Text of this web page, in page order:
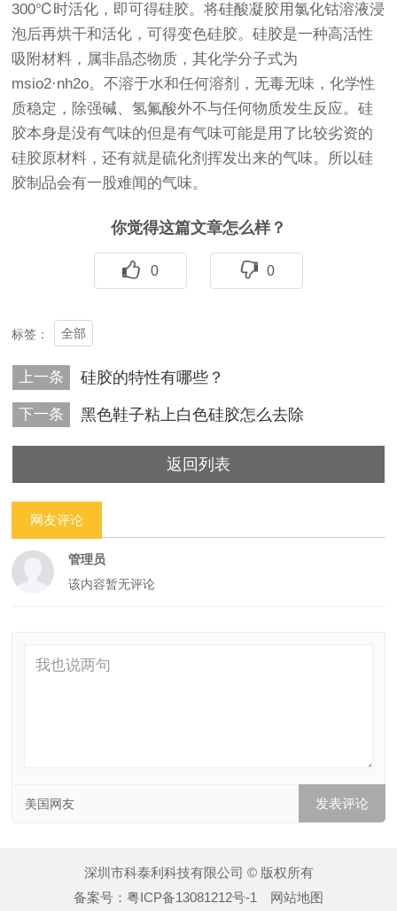
300℃时活化，即可得硅胶。将硅酸凝胶用氯化钴溶液浸
泡后再烘干和活化，可得变色硅胶。硅胶是一种高活性
吸附材料，属非晶态物质，其化学分子式为
msio2·nh2o。不溶于水和任何溶剂，无毒无味，化学性
质稳定，除强碱、氢氟酸外不与任何物质发生反应。硅
胶本身是没有气味的但是有气味可能是用了比较劣资的
硅胶原材料，还有就是硫化剂挥发出来的气味。所以硅
胶制品会有一股难闻的气味。
你觉得这篇文章怎么样？
0 0
标签： 全部
上一条 硅胶的特性有哪些？
下一条 黑色鞋子粘上白色硅胶怎么去除
返回列表
网友评论
管理员
该内容暂无评论
美国网友
深圳市科泰利科技有限公司 © 版权所有
备案号： 粤ICP备13081212号-1 网站地图